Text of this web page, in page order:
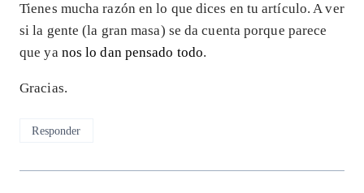
Tienes mucha razón en lo que dices en tu artículo. A ver
si la gente (la gran masa) se da cuenta porque parece
que ya nos lo dan pensado todo.
Gracias.
Responder